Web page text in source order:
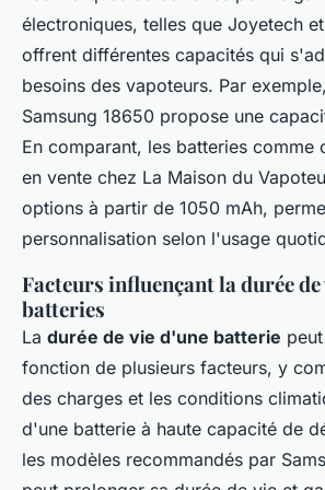
électroniques, telles que Joyetech
offrent différentes capacités qui
besoins des vapoteurs. Par
Samsung 18650 propose une
En comparant, les batteries comme
en vente chez La Maison du
options à partir de 1050 mAh,
personnalisation selon l'usage
Facteurs influençant la durée de
batteries
La durée de vie d'une batterie
fonction de plusieurs facteurs, y
des charges et les conditions
d'une batterie à haute capacité de
les modèles recommandés par